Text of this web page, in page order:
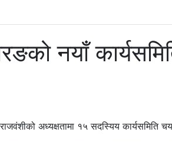
नयाँ
अध्यक्षतामा १५ सदस्यिय कार्यसमिति